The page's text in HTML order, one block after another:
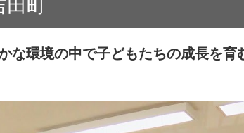
田町
な環境の中で子どもたちの成長を育